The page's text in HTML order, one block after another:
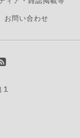
お問い合わせ